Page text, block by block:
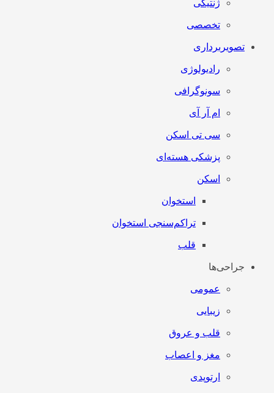
ژنتیکی
تخصصی
تصویربرداری
رادیولوژی
سونوگرافی
ام آر آی
سی تی اسکن
پزشکی هسته‌ای
اسکن
استخوان
تراکم‌سنجی استخوان
قلب
جراحی‌ها
عمومی
زیبایی
قلب و عروق
مغز و اعصاب
ارتوپدی